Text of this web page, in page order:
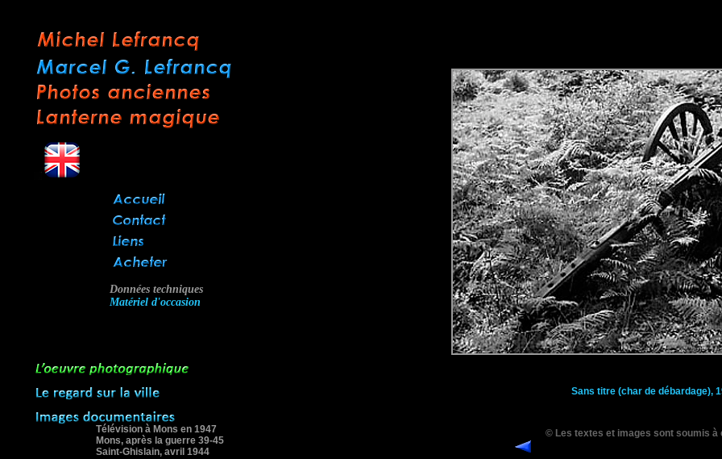
Données techniques
Matériel d'occasion
Télévision à Mons en 1947
Mons, après la guerre 39-45
Saint-Ghislain, avril 1944
Sans titre (char de débardage),
© Les textes et images sont soumis à